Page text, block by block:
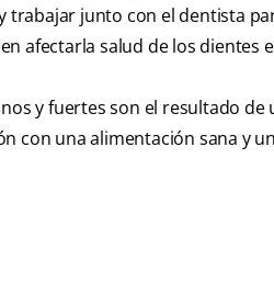
trabajar junto con el dentista
afectarla salud de los dientes
y fuertes son el resultado
con una alimentación sana y